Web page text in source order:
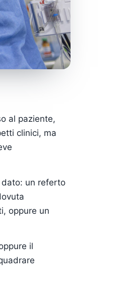
al paziente,
clinici, ma
dato: un referto
oppure un
il